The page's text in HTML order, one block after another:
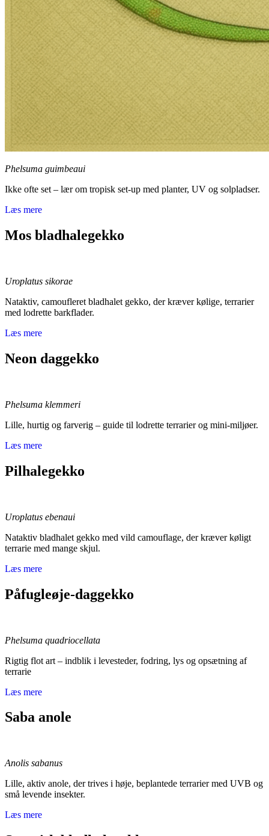
Phelsuma guimbeaui
Ikke ofte set – lær om tropisk set-up med planter, UV og solpladser.
Læs mere
Mos bladhalegekko
Uroplatus sikorae
Nataktiv, camoufleret bladhalet gekko, der kræver kølige, terrarier
med lodrette barkflader.
Læs mere
Neon daggekko
Phelsuma klemmeri
Lille, hurtig og farverig – guide til lodrette terrarier og mini-miljøer.
Læs mere
Pilhalegekko
Uroplatus ebenaui
Nataktiv bladhalet gekko med vild camouflage, der kræver køligt
terrarie med mange skjul.
Læs mere
Påfugleøje-daggekko
Phelsuma quadriocellata
Rigtig flot art – indblik i levesteder, fodring, lys og opsætning af
terrarie
Læs mere
Saba anole
Anolis sabanus
Lille, aktiv anole, der trives i høje, beplantede terrarier med UVB og
små levende insekter.
Læs mere